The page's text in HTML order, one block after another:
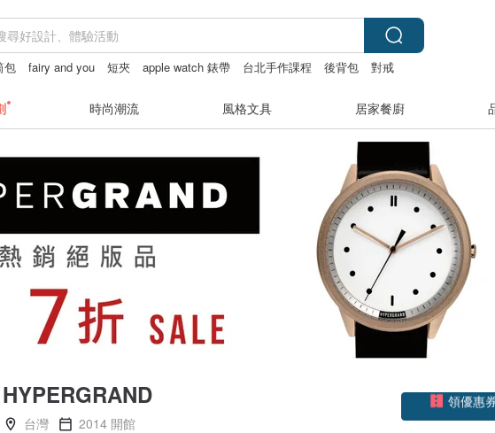
包 fairy and you 短夾 apple watch 錶帶 台北手作課程 後背包
對戒
時尚潮流 風格文具 居家餐廚
HYPERGRAND
台灣
2014 開館
加入關